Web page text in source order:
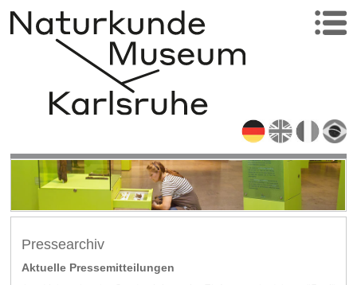
Pressearchiv
Aktuelle Pressemitteilungen